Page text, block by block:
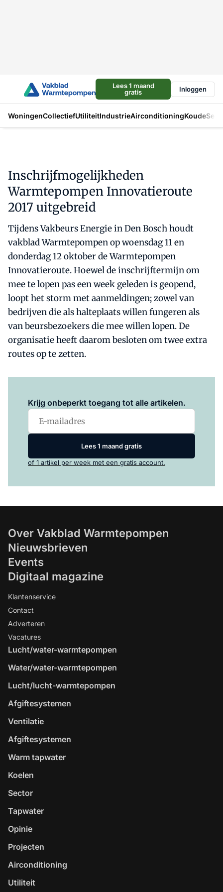
Lees 1 maand
gratis
Inloggen
WoningenCollectiefUtiliteitIndustrieAirconditioningKoude
Inschrijfmogelijkheden
Warmtepompen Innovatieroute
2017 uitgebreid
Tijdens Vakbeurs Energie in Den Bosch houdt
vakblad Warmtepompen op woensdag 11 en
donderdag 12 oktober de Warmtepompen
Innovatieroute. Hoewel de inschrijftermijn om
mee te lopen pas een week geleden is geopend,
loopt het storm met aanmeldingen; zowel van
bedrijven die als halteplaats willen fungeren als
van beursbezoekers die mee willen lopen. De
organisatie heeft daarom besloten om twee extra
routes op te zetten.
Krijg onbeperkt toegang tot alle artikelen.
Lees 1 maand gratis
of 1 artikel per week met een gratis account.
Over Vakblad Warmtepompen
Nieuwsbrieven
Events
Digitaal magazine
Klantenservice
Contact
Adverteren
Vacatures
Lucht/water-warmtepompen
Water/water-warmtepompen
Lucht/lucht-warmtepompen
Afgiftesystemen
Ventilatie
Afgiftesystemen
Warm tapwater
Koelen
Sector
Tapwater
Opinie
Projecten
Airconditioning
Utiliteit